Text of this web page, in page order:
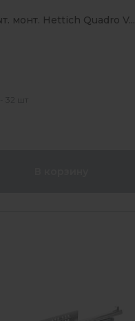
монт. Hettich Quadro V...
32 шт